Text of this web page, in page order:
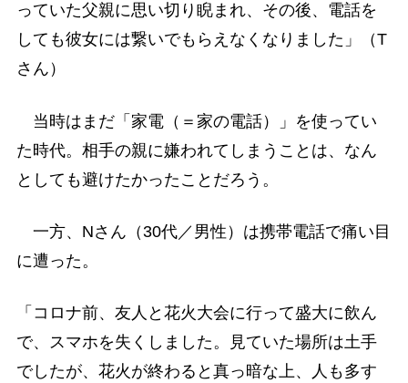
っていた父親に思い切り睨まれ、その後、電話を
しても彼女には繋いでもらえなくなりました」（T
さん）
当時はまだ「家電（＝家の電話）」を使ってい
た時代。相手の親に嫌われてしまうことは、なん
としても避けたかったことだろう。
一方、Nさん（30代／男性）は携帯電話で痛い目
に遭った。
「コロナ前、友人と花火大会に行って盛大に飲ん
で、スマホを失くしました。見ていた場所は土手
でしたが、花火が終わると真っ暗な上、人も多す